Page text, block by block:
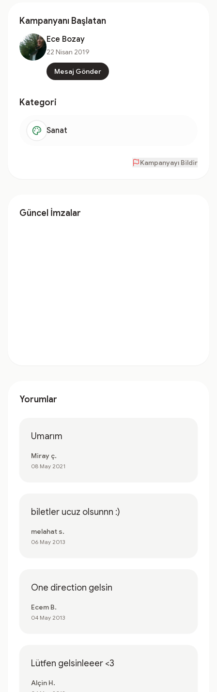
Kampanyanı Başlatan
Ece Bozay
22 Nisan 2019
Mesaj Gönder
Kategori
Sanat
Kampanyayı Bildir
Güncel İmzalar
Yorumlar
Umarım
Miray ç.
08 May 2021
biletler ucuz olsunnn :)
melahat s.
06 May 2013
One direction gelsin
Ecem B.
04 May 2013
Lütfen gelsinleeer <3
Alçin H.